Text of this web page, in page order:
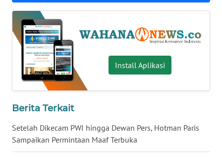
Install Aplikasi
Berita Terkait
Setelah Dikecam PWI hingga Dewan Pers, Hotman Paris
Sampaikan Permintaan Maaf Terbuka
BENGKULU
WN
LAMPUNG
WN
JATENG
WN
WN